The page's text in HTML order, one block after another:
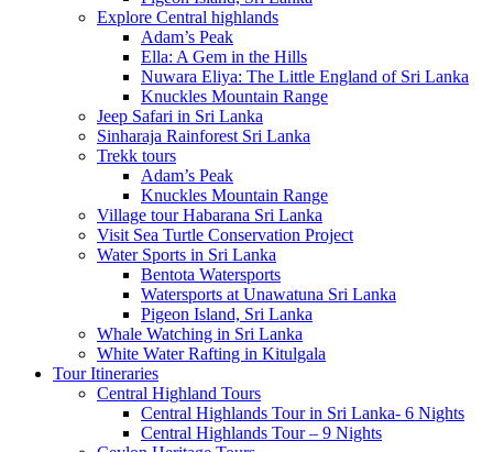
Explore Central highlands
Adam’s Peak
Ella: A Gem in the Hills
Nuwara Eliya: The Little England of Sri Lanka
Knuckles Mountain Range
Jeep Safari in Sri Lanka
Sinharaja Rainforest Sri Lanka
Trekk tours
Adam’s Peak
Knuckles Mountain Range
Village tour Habarana Sri Lanka
Visit Sea Turtle Conservation Project
Water Sports in Sri Lanka
Bentota Watersports
Watersports at Unawatuna Sri Lanka
Pigeon Island, Sri Lanka
Whale Watching in Sri Lanka
White Water Rafting in Kitulgala
Tour Itineraries
Central Highland Tours
Central Highlands Tour in Sri Lanka- 6 Nights
Central Highlands Tour – 9 Nights